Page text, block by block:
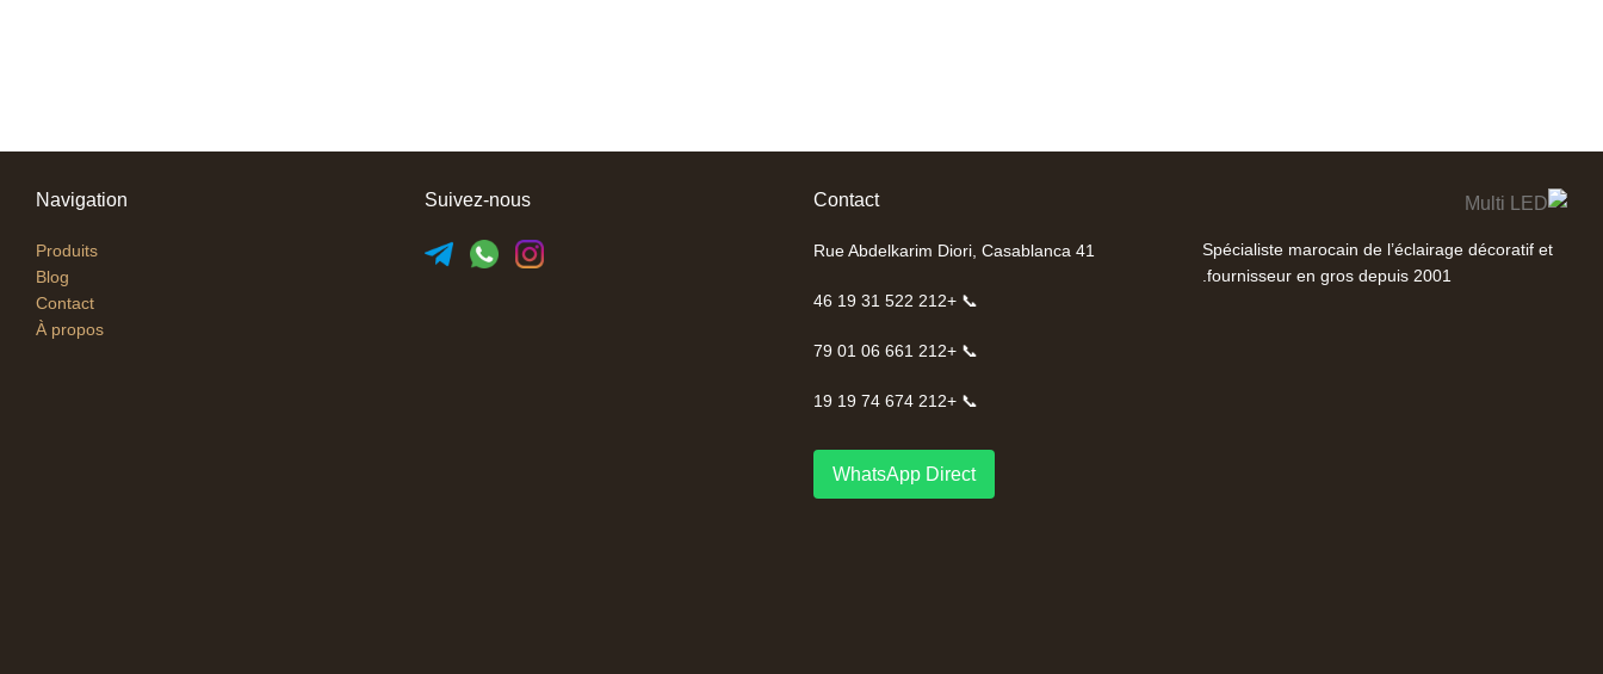
Spécialiste marocain de l’éclairage décoratif et
fournisseur en gros depuis 2001.
Contact
41 Rue Abdelkarim Diori, Casablanca
📞 +212 522 31 19 46
📞 +212 661 06 01 79
📞 +212 674 74 19 19
WhatsApp Direct
Suivez-nous
Navigation
Produits
Blog
Contact
À propos